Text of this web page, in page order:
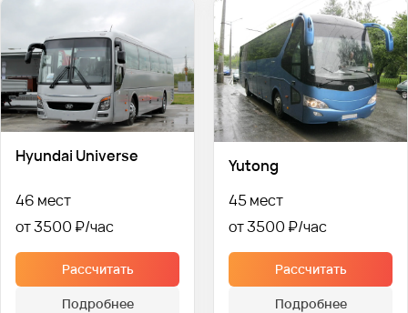
Hyundai Universe
46 мест
от 3500 ₽
Рассчитать
Подробнее
Yutong
45 мест
от 3500 ₽
Рассчитать
Подробнее